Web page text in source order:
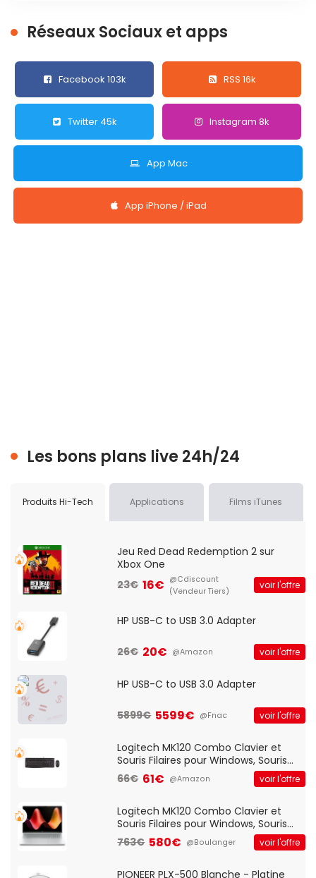
Réseaux Sociaux et apps
Facebook 103k RSS 16k
Twitter 45k Instagram 8k
App Mac
App iPhone / iPad
Les bons plans live 24h/24
Produits Hi-Tech Applications Films iTunes
Jeu Red Dead Redemption 2 sur
Xbox One
23€ 16€ @Cdiscount
(Vendeur Tiers)
voir l'offre
HP USB-C to USB 3.0 Adapter
26€ 20€ @Amazon voir l'offre
HP USB-C to USB 3.0 Adapter
5899€ 5599€ @Fnac voir l'offre
Logitech MK120 Combo Clavier et
Souris Filaires pour Windows, Souris
Optique Filaire, Connexion USB Plug
And Play, Confortable, Taille
QWERTY UK - Noir
66€ 61€ @Amazon voir l'offre
Logitech MK120 Combo Clavier et
Souris Filaires pour Windows, Souris
Optique Filaire, Connexion USB Plug
And Play, Confortable, Taille
QWERTY UK - Noir
763€ 580€ @Boulanger voir l'offre
PIONEER PLX-500 Blanche - Platine